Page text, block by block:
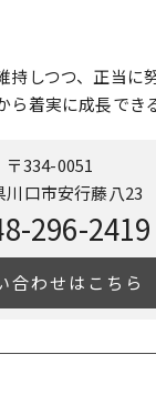
しつつ、正当
着実に成長でき
〒334-0051
川口市安行藤八23
296-2419
合わせはこちら